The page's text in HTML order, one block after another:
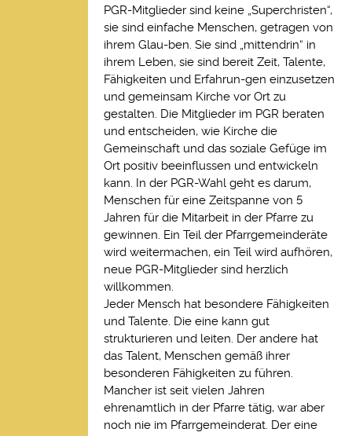
PGR-Mitglieder sind keine „Superchristen“,
sie sind einfache Menschen, getragen von
ihrem Glau-ben. Sie sind „mittendrin“ in
ihrem Leben, sie sind bereit Zeit, Talente,
Fähigkeiten und Erfahrun-gen einzusetzen
und gemeinsam Kirche vor Ort zu
gestalten. Die Mitglieder im PGR beraten
und entscheiden, wie Kirche die
Gemeinschaft und das soziale Gefüge im
Ort positiv beeinflussen und entwickeln
kann. In der PGR-Wahl geht es darum,
Menschen für eine Zeitspanne von 5
Jahren für die Mitarbeit in der Pfarre zu
gewinnen. Ein Teil der Pfarrgemeinderäte
wird weitermachen, ein Teil wird aufhören,
neue PGR-Mitglieder sind herzlich
willkommen.
Jeder Mensch hat besondere Fähigkeiten
und Talente. Die eine kann gut
strukturieren und leiten. Der andere hat
das Talent, Menschen gemäß ihrer
besonderen Fähigkeiten zu führen.
Mancher ist seit vielen Jahren
ehrenamtlich in der Pfarre tätig, war aber
noch nie im Pfarrgemeinderat. Der eine